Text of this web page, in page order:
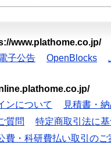
www.plathome.co.jp/
子公告 OpenBlocks
ンについて
見積書・
質問
特定商取引法に
費・科研費払い取引のご